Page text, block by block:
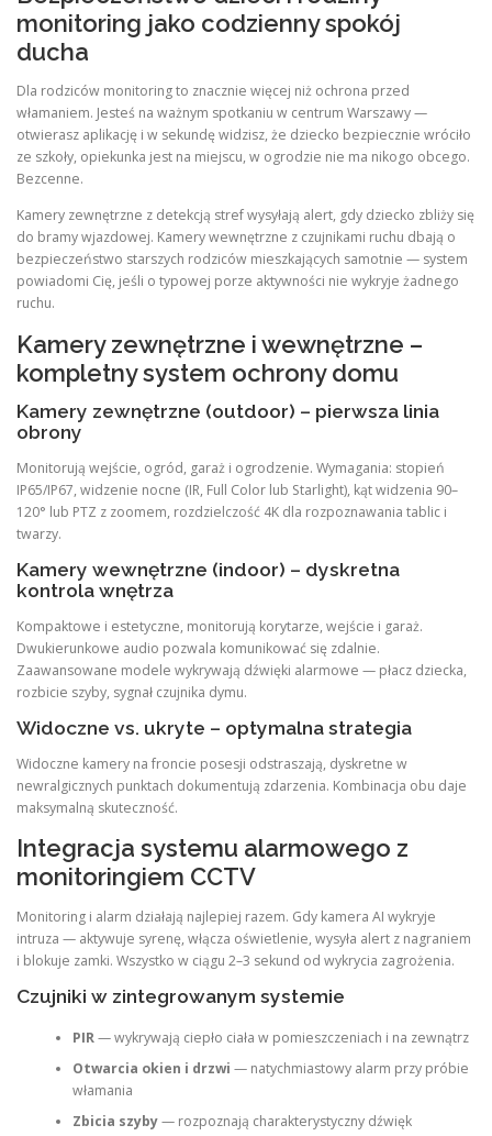
monitoring jako codzienny spokój
ducha
Dla rodziców monitoring to znacznie więcej niż ochrona przed
włamaniem. Jesteś na ważnym spotkaniu w centrum Warszawy —
otwierasz aplikację i w sekundę widzisz, że dziecko bezpiecznie wróciło
ze szkoły, opiekunka jest na miejscu, w ogrodzie nie ma nikogo obcego.
Bezcenne.
Kamery zewnętrzne z detekcją stref wysyłają alert, gdy dziecko zbliży się
do bramy wjazdowej. Kamery wewnętrzne z czujnikami ruchu dbają o
bezpieczeństwo starszych rodziców mieszkających samotnie — system
powiadomi Cię, jeśli o typowej porze aktywności nie wykryje żadnego
ruchu.
Kamery zewnętrzne i wewnętrzne –
kompletny system ochrony domu
Kamery zewnętrzne (outdoor) – pierwsza linia
obrony
Monitorują wejście, ogród, garaż i ogrodzenie. Wymagania: stopień
IP65/IP67, widzenie nocne (IR, Full Color lub Starlight), kąt widzenia 90–
120° lub PTZ z zoomem, rozdzielczość 4K dla rozpoznawania tablic i
twarzy.
Kamery wewnętrzne (indoor) – dyskretna
kontrola wnętrza
Kompaktowe i estetyczne, monitorują korytarze, wejście i garaż.
Dwukierunkowe audio pozwala komunikować się zdalnie.
Zaawansowane modele wykrywają dźwięki alarmowe — płacz dziecka,
rozbicie szyby, sygnał czujnika dymu.
Widoczne vs. ukryte – optymalna strategia
Widoczne kamery na froncie posesji odstraszają, dyskretne w
newralgicznych punktach dokumentują zdarzenia. Kombinacja obu daje
maksymalną skuteczność.
Integracja systemu alarmowego z
monitoringiem CCTV
Monitoring i alarm działają najlepiej razem. Gdy kamera AI wykryje
intruza — aktywuje syrenę, włącza oświetlenie, wysyła alert z nagraniem
i blokuje zamki. Wszystko w ciągu 2–3 sekund od wykrycia zagrożenia.
Czujniki w zintegrowanym systemie
PIR— wykrywają ciepło ciała w pomieszczeniach i na zewnątrz
Otwarcia okien i drzwi — natychmiastowy alarm przy próbie
włamania
Zbicia szyby— rozpoznają charakterystyczny dźwięk